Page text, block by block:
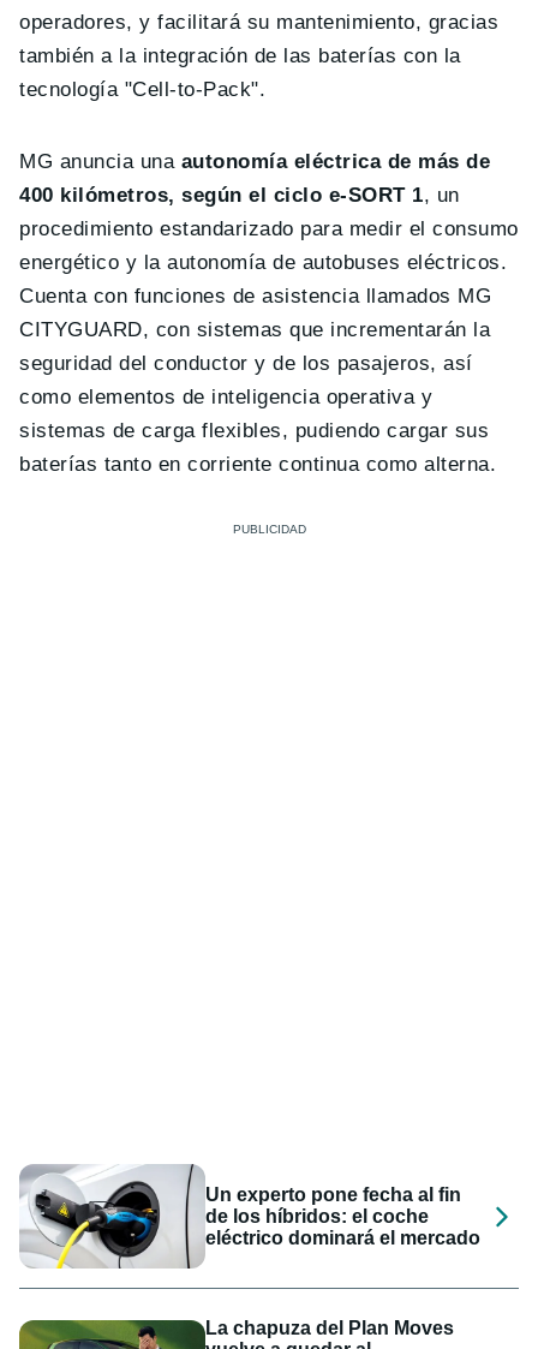
operadores, y facilitará su mantenimiento, gracias
también a la integración de las baterías con la
tecnología "Cell-to-Pack".
MG anuncia una autonomía eléctrica de más de
400 kilómetros, según el ciclo e-SORT 1, un
procedimiento estandarizado para medir el consumo
energético y la autonomía de autobuses eléctricos.
Cuenta con funciones de asistencia llamados MG
CITYGUARD, con sistemas que incrementarán la
seguridad del conductor y de los pasajeros, así
como elementos de inteligencia operativa y
sistemas de carga flexibles, pudiendo cargar sus
baterías tanto en corriente continua como alterna.
Un experto pone fecha al fin
de los híbridos: el coche
eléctrico dominará el mercado
La chapuza del Plan Moves